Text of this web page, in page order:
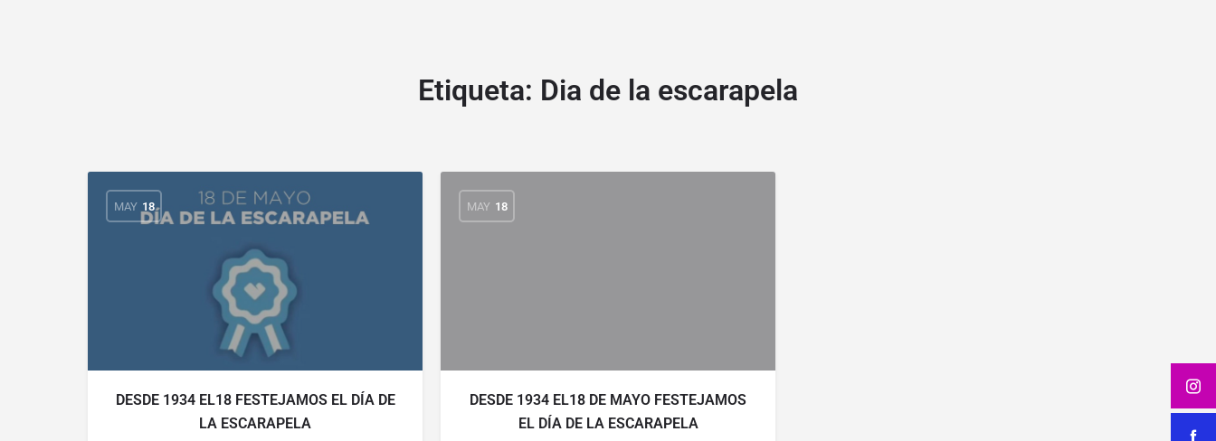
Etiqueta: Dia de la escarapela
MAY 18
DESDE 1934 EL18 FESTEJAMOS EL DÍA DE
LA ESCARAPELA
MAY 18
DESDE 1934 EL18 DE MAYO FESTEJAMOS
EL DÍA DE LA ESCARAPELA